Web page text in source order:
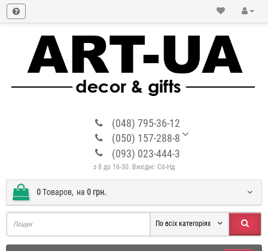
(048) 795-36-12
(050) 157-288-8
(093) 023-444-3
з 8 до 16-30. Вихідні: Сб-Нд
0Tоваров, на 0 грн.
По всіх категоріях